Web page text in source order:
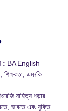
: BA English
শিক্ষকতা, এমনকি
সাহিত্য পড়ার
ভাবতে এবং যুক্তি